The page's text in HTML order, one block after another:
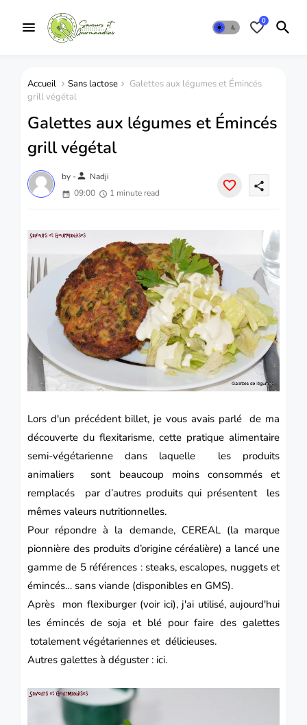
0
Accueil Sans lactose
Galettes aux légumes et Émincés
grill végétal
Galettes aux légumes et Émincés
grill végétal
by -person Nadji
09:00
1 minute read
share
Lors d'un précédent billet, je vous avais parlé de ma
découverte du flexitarisme, cette pratique alimentaire
semi-végétarienne dans laquelle les produits
animaliers sont beaucoup moins consommés et
remplacés par d’autres produits qui présentent les
mêmes valeurs nutritionnelles.
Pour répondre à la demande, CEREAL(la marque
pionnière des produits d’origine céréalière) a lancé une
gamme de 5 références : steaks, escalopes, nuggets et
émincés… sans viande (disponibles en GMS).
Après mon flexiburger (voir ici), j'ai utilisé, aujourd'hui
les émincés de soja et blé pour faire des galettes
totalement végétariennes et délicieuses.
Autres galettes à déguster : ici.